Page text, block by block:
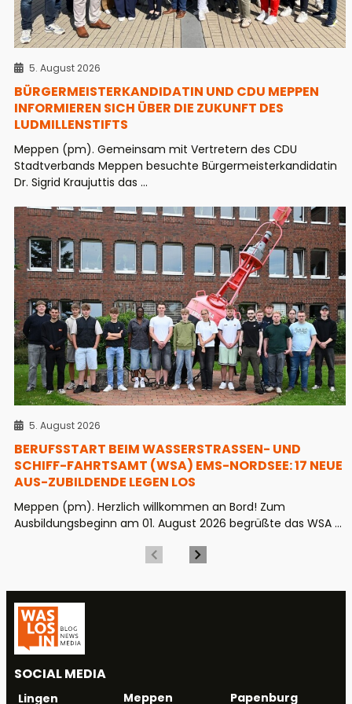
5. August 2026
BÜRGERMEISTERKANDIDATIN UND CDU MEPPEN
INFORMIEREN SICH ÜBER DIE ZUKUNFT DES
LUDMILLENSTIFTS
Meppen (pm). Gemeinsam mit Vertretern des CDU
Stadtverbands Meppen besuchte Bürgermeisterkandidatin
Dr. Sigrid Kraujuttis das ...
5. August 2026
BERUFSSTART BEIM WASSERSTRASSEN- UND S
CHIFF-FAHRTSAMT (WSA) EMS-NORDSEE: 17 NEUE A
US-ZUBILDENDE LEGEN LOS
Meppen (pm). Herzlich willkommen an Bord! Zum
Ausbildungsbeginn am 01. August 2026 begrüßte das WSA ...
SOCIAL MEDIA
Lingen Meppen Papenburg